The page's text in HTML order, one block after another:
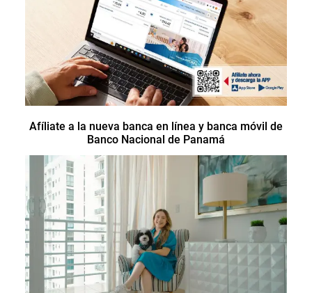
Afíliate a la nueva banca en línea y banca móvil de
Banco Nacional de Panamá